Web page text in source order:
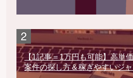
【1記事＝1万円も可能】高単
案件の探し方＆稼ぎやすいジ